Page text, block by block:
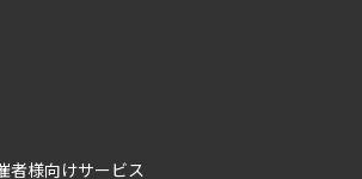
者様向けサービス